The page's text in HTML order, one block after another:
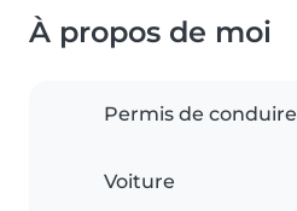
À propos de moi
Permis de conduire
Voiture